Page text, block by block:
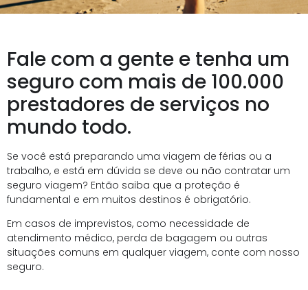
Fale com a gente e tenha um
seguro com mais de 100.000
prestadores de serviços no
mundo todo.
Se você está preparando uma viagem de férias ou a
trabalho, e está em dúvida se deve ou não contratar um
seguro viagem? Então saiba que a proteção é
fundamental e em muitos destinos é obrigatório.
Em casos de imprevistos, como necessidade de
atendimento médico, perda de bagagem ou outras
situações comuns em qualquer viagem, conte com nosso
seguro.